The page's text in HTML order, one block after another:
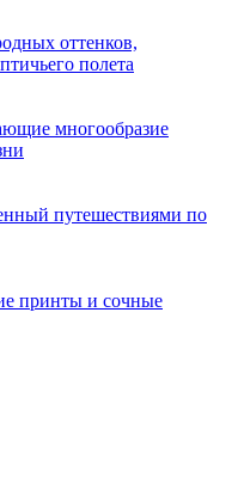
оттенков,
полета
многообразие
путешествиями по
принты и сочные